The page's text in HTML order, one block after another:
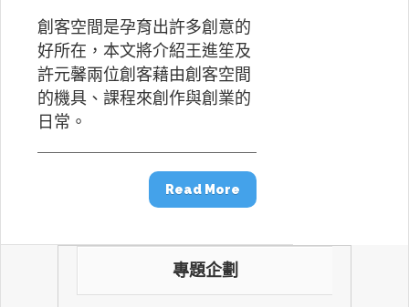
創客空間是孕育出許多創意的
好所在，本文將介紹王進笙及
許元馨兩位創客藉由創客空間
的機具、課程來創作與創業的
日常。
Read More
專題企劃